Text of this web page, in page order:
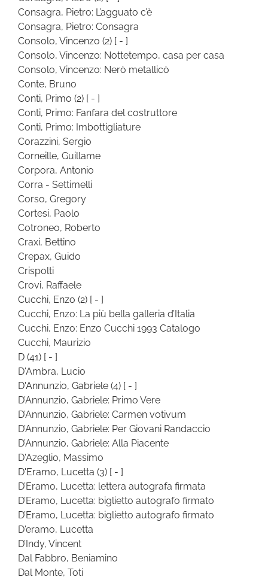
Consagra, Pietro: L’agguato c’è
Consagra, Pietro: Consagra
Consolo, Vincenzo (2) [ - ]
Consolo, Vincenzo: Nottetempo, casa per casa
Consolo, Vincenzo: Nerò metallicò
Conte, Bruno
Conti, Primo (2) [ - ]
Conti, Primo: Fanfara del costruttore
Conti, Primo: Imbottigliature
Corazzini, Sergio
Corneille, Guillame
Corpora, Antonio
Corra - Settimelli
Corso, Gregory
Cortesi, Paolo
Cotroneo, Roberto
Craxi, Bettino
Crepax, Guido
Crispolti
Crovi, Raffaele
Cucchi, Enzo (2) [ - ]
Cucchi, Enzo: La più bella galleria d’Italia
Cucchi, Enzo: Enzo Cucchi 1993 Catalogo
Cucchi, Maurizio
D (41) [ - ]
D'Ambra, Lucio
D'Annunzio, Gabriele (4) [ - ]
D’Annunzio, Gabriele: Primo Vere
D’Annunzio, Gabriele: Carmen votivum
D’Annunzio, Gabriele: Per Giovani Randaccio
D’Annunzio, Gabriele: Alla Piacente
D'Azeglio, Massimo
D'Eramo, Lucetta (3) [ - ]
D’Eramo, Lucetta: lettera autografa firmata
D’Eramo, Lucetta: biglietto autografo firmato
D’Eramo, Lucetta: biglietto autografo firmato
D'eramo, Lucetta
D’Indy, Vincent
Dal Fabbro, Beniamino
Dal Monte, Toti